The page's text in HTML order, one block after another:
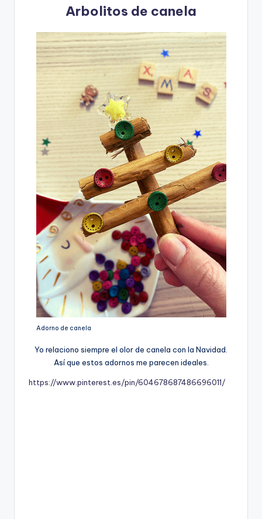
Arbolitos de canela
Adorno de canela
Yo relaciono siempre el olor de canela con la Navidad.
Así que estos adornos me parecen ideales.
https://www.pinterest.es/pin/604678687486696011/